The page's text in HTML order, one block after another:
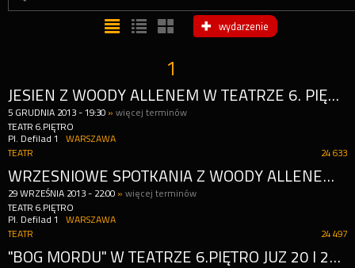
wydarzenie
1
JESIEŃ Z WOODY ALLENEM W TEATRZE 6. PIĘTRO!
5 GRUDNIA 2013 -19:30 »więcej terminów
TEATR 6.PIĘTRO
Pl. Defilad 1
WARSZAWA
24 633
TEATR
WRZEŚNIOWE SPOTKANIA Z WOODY ALLENEM W TEATRZE 6.PIĘTRO!
29 WRZEŚNIA 2013 - 22:00 »więcej terminów
TEATR 6.PIĘTRO
Pl. Defilad 1
WARSZAWA
24 497
TEATR
"BÓG MORDU" W TEATRZE 6.PIĘTRO JUŻ 20 I 21 SIERPNIA!